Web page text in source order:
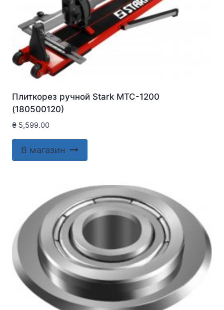
Плиткорез ручной Stark MTC-1200
(180500120)
₴ 5,599.00
В магазин